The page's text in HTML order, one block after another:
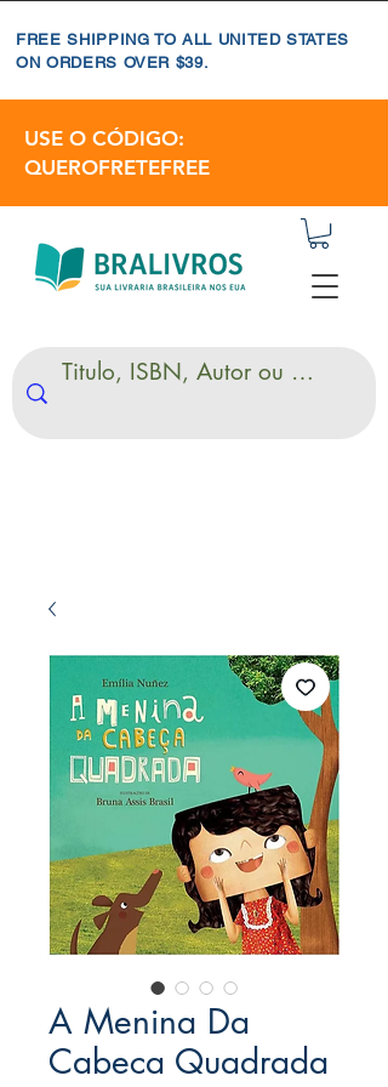
FREE SHIPPING TO ALL UNITED STATES
ON ORDERS OVER $39.
USE O CÓDIGO:
QUEROFRETEFREE
A Menina Da
Cabeca Quadrada